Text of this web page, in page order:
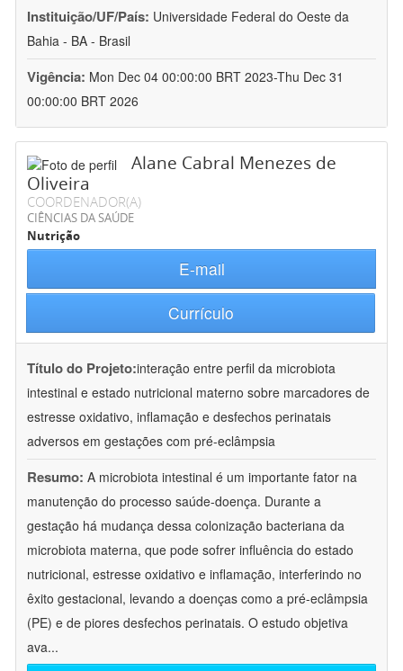
Instituição/UF/País: Universidade Federal do Oeste da
Bahia - BA - Brasil
Vigência: Mon Dec 04 00:00:00 BRT 2023-Thu Dec 31
00:00:00 BRT 2026
Alane Cabral Menezes de
Oliveira
COORDENADOR(A)
CIÊNCIAS DA SAÚDE
Nutrição
E-mail
Currículo
Título do Projeto:interação entre perfil da microbiota
intestinal e estado nutricional materno sobre marcadores de
estresse oxidativo, inflamação e desfechos perinatais
adversos em gestações com pré-eclâmpsia
Resumo: A microbiota intestinal é um importante fator na
manutenção do processo saúde-doença. Durante a
gestação há mudança dessa colonização bacteriana da
microbiota materna, que pode sofrer influência do estado
nutricional, estresse oxidativo e inflamação, interferindo no
êxito gestacional, levando a doenças como a pré-eclâmpsia
(PE) e de piores desfechos perinatais. O estudo objetiva
ava...